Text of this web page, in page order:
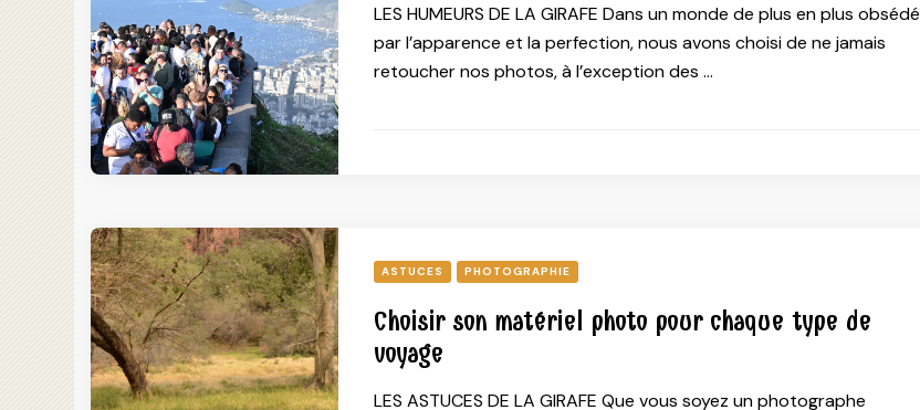
LES HUMEURS DE LA GIRAFE Dans un monde de plus en plus obsédé
par l’apparence et la perfection, nous avons choisi de ne jamais
retoucher nos photos, à l’exception des …
ASTUCES PHOTOGRAPHIE
Choisir son matériel photo pour chaque type de
voyage
LES ASTUCES DE LA GIRAFE Que vous soyez un photographe